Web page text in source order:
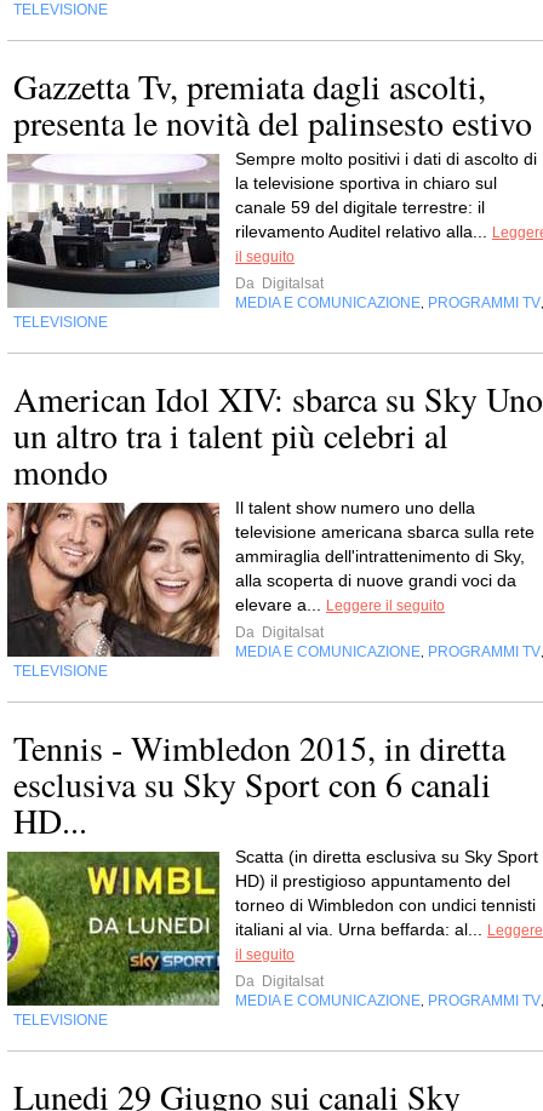
TELEVISIONE
Gazzetta Tv, premiata dagli ascolti,
presenta le novità del palinsesto estivo
Sempre molto positivi i dati di ascolto di
la televisione sportiva in chiaro sul
canale 59 del digitale terrestre: il
rilevamento Auditel relativo alla...
il seguito
Da Digitalsat
MEDIA E COMUNICAZIONE PROGRAMMI TV
TELEVISIONE
American Idol XIV: sbarca su Sky Uno
un altro tra i talent più celebri al
mondo
Il talent show numero uno della
televisione americana sbarca sulla rete
ammiraglia dell'intrattenimento di Sky,
alla scoperta di nuove grandi voci da
elevare a...
Leggere il seguito
Da Digitalsat
MEDIA E COMUNICAZIONE PROGRAMMI TV
TELEVISIONE
Tennis - Wimbledon 2015, in diretta
esclusiva su Sky Sport con 6 canali
HD...
Scatta (in diretta esclusiva su Sky Sport
HD) il prestigioso appuntamento del
torneo di Wimbledon con undici tennisti
italiani al via. Urna beffarda: al...
Leggere
il seguito
Da Digitalsat
MEDIA E COMUNICAZIONE PROGRAMMI TV
TELEVISIONE
Lunedi 29 Giugno sui canali Sky